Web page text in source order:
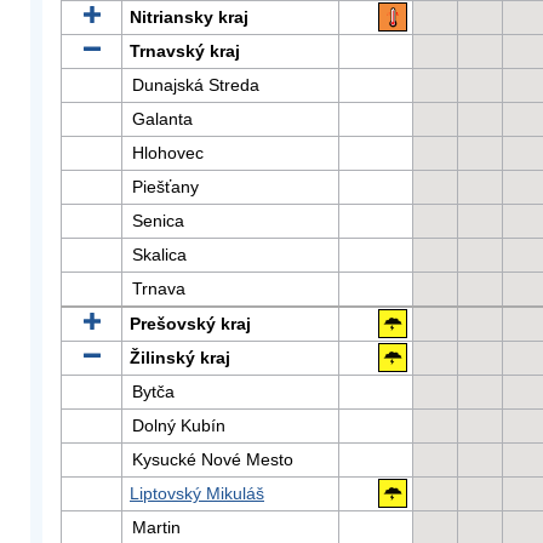
Nitriansky kraj
Trnavský kraj
Dunajská Streda
Galanta
Hlohovec
Piešťany
Senica
Skalica
Trnava
Prešovský kraj
Žilinský kraj
Bytča
Dolný Kubín
Kysucké Nové Mesto
Liptovský Mikuláš
Martin